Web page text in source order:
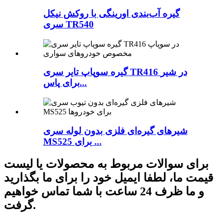
گیره آب‌بندی اورینگی با روکش نیکل
سری TR540
گیره سوپاپ تایر سری TR416 در شیر
برای پاس...
شیرهای گیره‌ای فلزی بدون لوله سری
MS525 برای ...
برای سوالات مربوط به محصولات یا لیست
قیمت ما، لطفا ایمیل خود را برای ما بگذارید
و ما ظرف 24 ساعت با شما تماس خواهیم
گرفت.